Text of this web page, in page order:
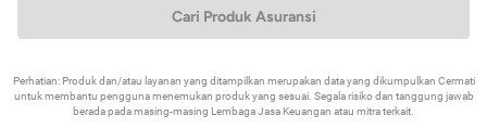
Cari Produk Asuransi
Perhatian: Produk dan/atau layanan yang ditampilkan merupakan data yang dikumpulkan Cermati
untuk membantu pengguna menemukan produk yang sesuai. Segala risiko dan tanggung jawab
berada pada masing-masing Lembaga Jasa Keuangan atau mitra terkait.